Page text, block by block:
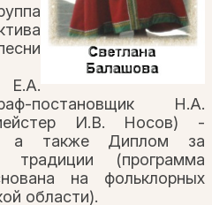
постановщик Н.А.
И.В. Носов) -
а также Диплом за
традиции (программа
на фольклорных
области).